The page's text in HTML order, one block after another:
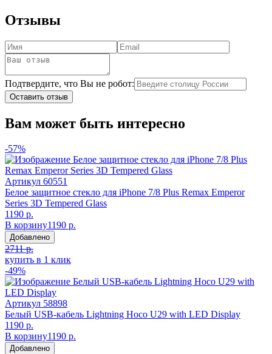
Отзывы
Подтвердите, что Вы не робот:
Оставить отзыв
Вам может быть интересно
-57%
Артикул 60551
Белое защитное стекло для iPhone 7/8 Plus Remax Emperor
Series 3D Tempered Glass
1190 р.
В корзину1190 р.
Добавлено
2711 р.
купить в 1 клик
-49%
Артикул 58898
Белый USB-кабель Lightning Hoco U29 with LED Display
1190 р.
В корзину1190 р.
Добавлено